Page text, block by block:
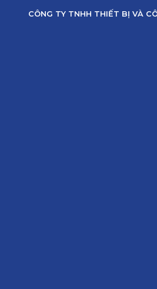
CÔNG TY TNHH THIẾT BỊ VÀ